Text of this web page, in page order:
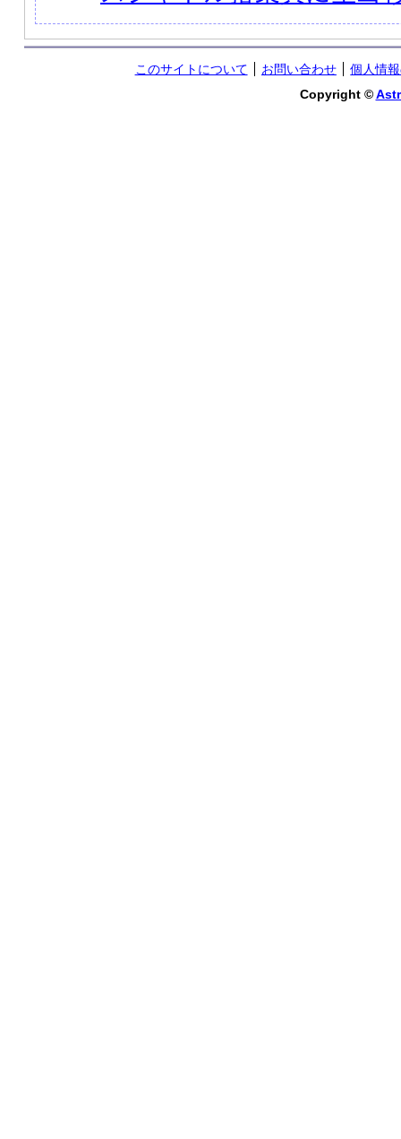
このサイトについて お問い合わせ
個人情
Copyright ©